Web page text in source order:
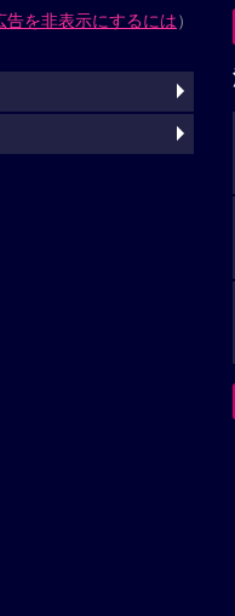
告を非表示にするには）